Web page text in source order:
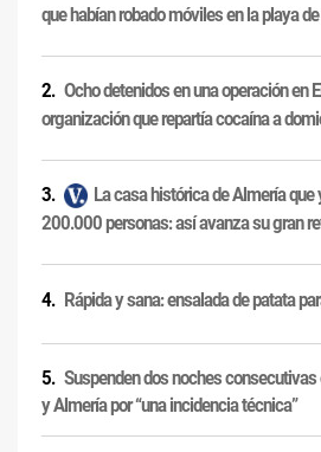
que habían robado móviles en la playa
Ocho detenidos en una operación en
organización que repartía cocaína a
La casa histórica de Almería
200.000 personas: así avanza su gran
Rápida y sana: ensalada de patata
Suspenden dos noches
y Almería por “una incidencia técnica”